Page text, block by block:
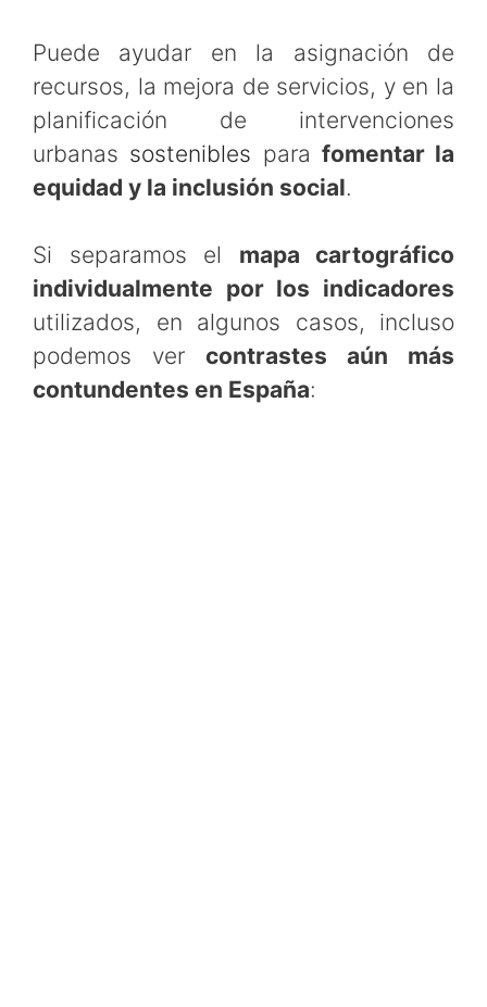
Puede ayudar en la asignación de
recursos, la mejora de servicios, y en la
planificación de intervenciones
urbanas sostenibles para fomentar la
equidad y la inclusión social.
Si separamos el mapa cartográfico
individualmente por los indicadores
utilizados, en algunos casos, incluso
podemos ver contrastes aún más
contundentes en España: